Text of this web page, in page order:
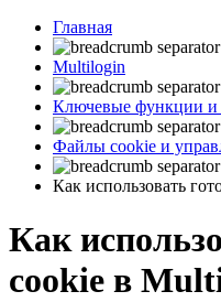
Главная
Multilogin
Ключевые функции и
Файлы cookie и
Как использовать
Как
cookie в